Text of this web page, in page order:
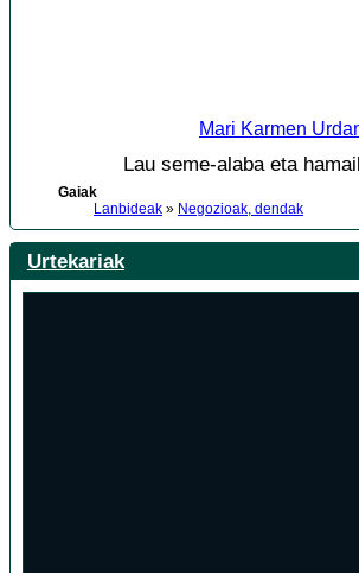
Mari Karmen
Lau seme-alaba eta
Gaiak
Lanbideak » Negozioak, dendak
Urtekariak